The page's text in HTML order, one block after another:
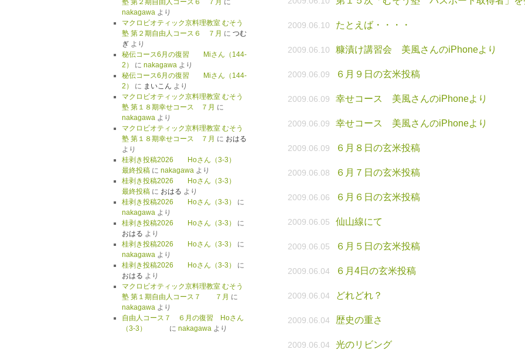
2009.06.10 たとえば・・・・
2009.06.10 糠漬け講習会 美風さんのiPhoneより
2009.06.09 ６月９日の玄米投稿
2009.06.09 幸せコース 美風さんのiPhoneより
2009.06.09 幸せコース 美風さんのiPhoneより
2009.06.09 ６月８日の玄米投稿
2009.06.08 ６月７日の玄米投稿
2009.06.06 ６月６日の玄米投稿
2009.06.05 仙山線にて
2009.06.05 ６月５日の玄米投稿
2009.06.04 ６月4日の玄米投稿
2009.06.04 どれどれ？
2009.06.04 歴史の重さ
2009.06.04 光のリビング
塾 第２期自由人コース６ ７月 に
nakagawaより
マクロビオティック京料理教室 むそう
塾 第２期自由人コース６ ７月 に つむ
ぎより
秘伝コース6月の復習 Miさん（144-
2）
に nakagawaより
秘伝コース6月の復習 Miさん（144-
2）
に まいこん より
マクロビオティック京料理教室 むそう
塾 第１８期幸せコース ７月 に
nakagawaより
マクロビオティック京料理教室 むそう
塾 第１８期幸せコース ７月 に おはる
より
桂剥き投稿2026 Hoさん（3-3）
最終投稿に nakagawaより
桂剥き投稿2026 Hoさん（3-3）
最終投稿に おはる より
桂剥き投稿2026 Hoさん（3-3）
に
nakagawaより
桂剥き投稿2026 Hoさん（3-3）
に
おはる より
桂剥き投稿2026 Hoさん（3-3）
に
nakagawaより
桂剥き投稿2026 Hoさん（3-3）
に
おはる より
マクロビオティック京料理教室 むそう
塾 第１期自由人コース７ ７月 に
nakagawaより
自由人コース７ ６月の復習 Hoさん
（3-3）
に nakagawaより